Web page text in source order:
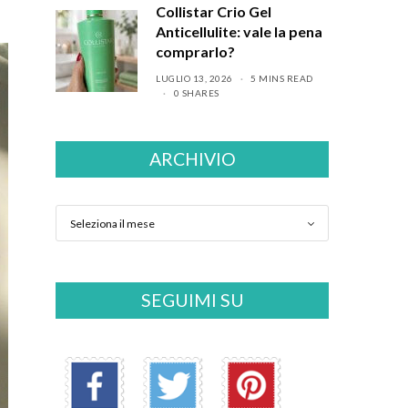
Collistar Crio Gel
Anticellulite: vale la pena
comprarlo?
LUGLIO 13, 2026
5 MINS READ
0 SHARES
ARCHIVIO
SEGUIMI SU